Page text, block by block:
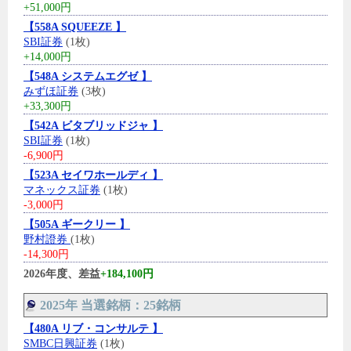
+51,000円
【558A SQUEEZE 】
SBI証券 (1枚)
+14,000円
【548A システムエグゼ 】
みずほ証券 (3枚)
+33,300円
【542A ビタブリッドジャ 】
SBI証券 (1枚)
-6,900円
【523A セイワホールディ 】
マネックス証券 (1枚)
-3,000円
【505A ギークリー 】
野村證券 (1枚)
-14,300円
2026年度、差益+184,100円
2025年 当選銘柄：25銘柄
【480A リブ・コンサルテ 】
SMBC日興証券 (1枚)